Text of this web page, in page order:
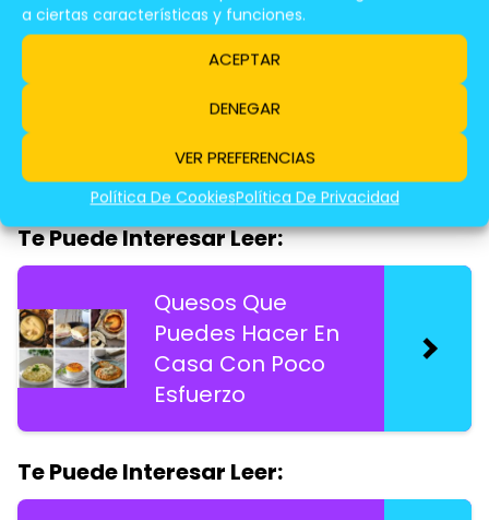
a ciertas características y funciones.
ACEPTAR
DENEGAR
VER PREFERENCIAS
Política De CookiesPolítica De Privacidad
combina lo dulce con lo salado.
¿Cómo Maridar Una Tabla De
Quesos?
Te Puede Interesar Leer:
Quesos Que
Puedes Hacer En
Casa Con Poco
Esfuerzo
Te Puede Interesar Leer: